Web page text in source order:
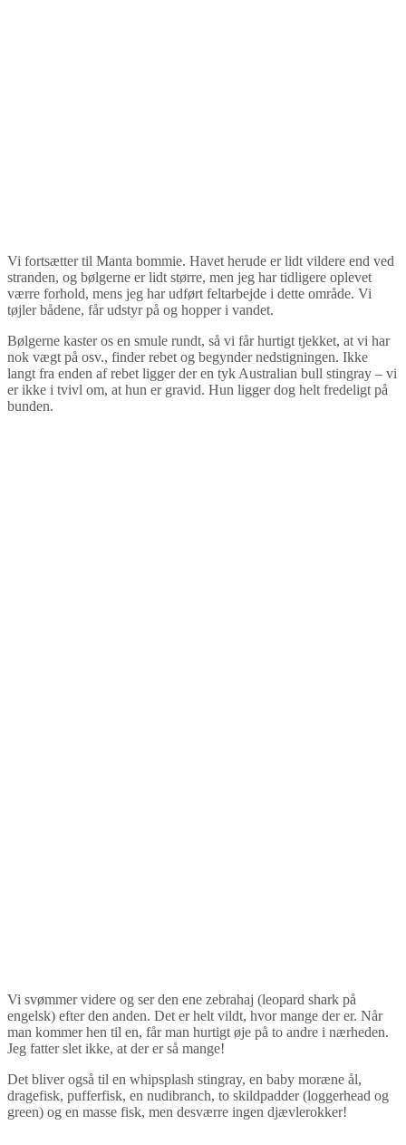
Vi fortsætter til Manta bommie. Havet herude er lidt vildere end ved
stranden, og bølgerne er lidt større, men jeg har tidligere oplevet
værre forhold, mens jeg har udført feltarbejde i dette område. Vi
tøjler bådene, får udstyr på og hopper i vandet.
Bølgerne kaster os en smule rundt, så vi får hurtigt tjekket, at vi har
nok vægt på osv., finder rebet og begynder nedstigningen. Ikke
langt fra enden af rebet ligger der en tyk Australian bull stingray – vi
er ikke i tvivl om, at hun er gravid. Hun ligger dog helt fredeligt på
bunden.
Vi svømmer videre og ser den ene zebrahaj (leopard shark på
engelsk) efter den anden. Det er helt vildt, hvor mange der er. Når
man kommer hen til en, får man hurtigt øje på to andre i nærheden.
Jeg fatter slet ikke, at der er så mange!
Det bliver også til en whipsplash stingray, en baby moræne ål,
dragefisk, pufferfisk, en nudibranch, to skildpadder (loggerhead og
green) og en masse fisk, men desværre ingen djævlerokker!